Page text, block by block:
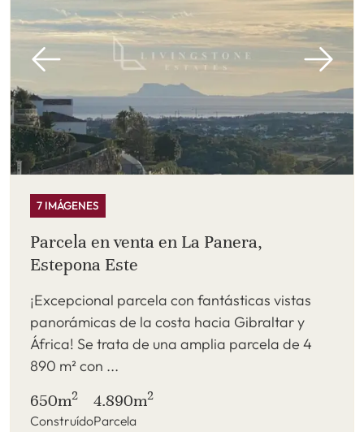
7 IMÁGENES
Parcela en venta en La Panera,
Estepona Este
¡Excepcional parcela con fantásticas vistas
panorámicas de la costa hacia Gibraltar y
África! Se trata de una amplia parcela de 4
890 m² con ...
650m2
Construído
4.890m2
Parcela